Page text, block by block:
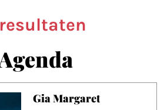
Gia Margaret